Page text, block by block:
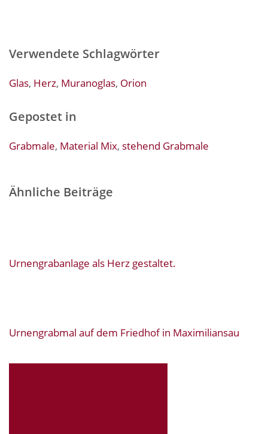
Verwendete Schlagwörter
Glas, Herz, Muranoglas, Orion
Gepostet in
Grabmale, Material Mix, stehend Grabmale
Ähnliche Beiträge
Urnengrabanlage als Herz gestaltet.
Urnengrabmal auf dem Friedhof in Maximiliansau